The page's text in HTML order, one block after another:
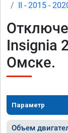
II - 2015 -
Insignia
Омске.
Параметр
Объем